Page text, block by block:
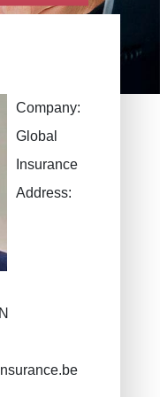
Company:
Global
Insurance
Address: